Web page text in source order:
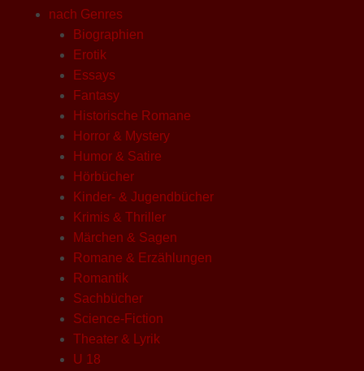
nach Genres
Biographien
Erotik
Essays
Fantasy
Historische Romane
Horror & Mystery
Humor & Satire
Hörbücher
Kinder- & Jugendbücher
Krimis & Thriller
Märchen & Sagen
Romane & Erzählungen
Romantik
Sachbücher
Science-Fiction
Theater & Lyrik
U 18